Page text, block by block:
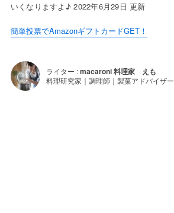
いくなりますよ♪ 2022年6月29日 更新
簡単投票でAmazonギフトカードGET！
ライター :macaroni 料理家 えも
料理研究家｜調理師｜製菓アドバイザー